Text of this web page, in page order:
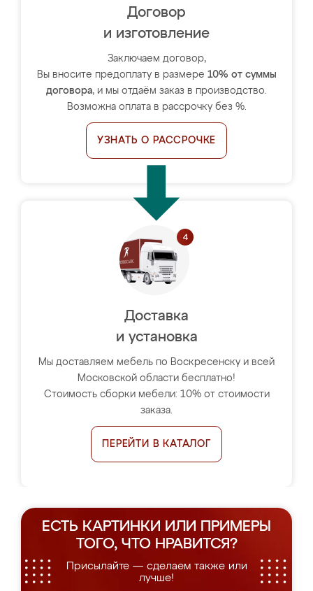
Договор
и изготовление
Заключаем договор,
Вы вносите предоплату в размере 10% от суммы
договора, и мы отдаём заказ в производство.
Возможна оплата в рассрочку без %.
УЗНАТЬ О РАССРОЧКЕ
Доставка
и установка
Мы доставляем мебель по Воскресенску и всей
Московской области бесплатно!
Стоимость сборки мебели: 10% от стоимости
заказа.
ПЕРЕЙТИ В КАТАЛОГ
ЕСТЬ КАРТИНКИ ИЛИ ПРИМЕРЫ
ТОГО, ЧТО НРАВИТСЯ?
Присылайте — сделаем также или
лучше!